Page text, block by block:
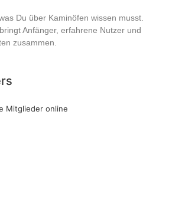
Du über Kaminöfen wissen musst.
Anfänger, erfahrene Nutzer und
zusammen.
Mitglieder online